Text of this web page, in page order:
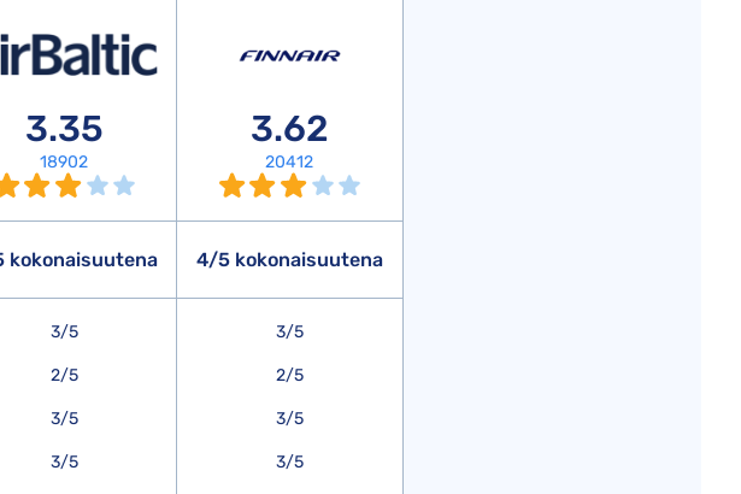
3.35
18902
kokonaisuutena
3/5
2/5
3/5
3/5
3.62
20412
4/5 kokonaisuutena
3/5
2/5
3/5
3/5